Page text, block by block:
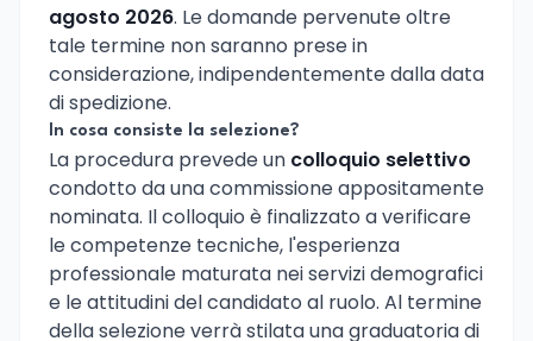
agosto 2026. Le domande pervenute oltre
tale termine non saranno prese in
considerazione, indipendentemente dalla data
di spedizione.
In cosa consiste la selezione?
La procedura prevede un colloquio selettivo
condotto da una commissione appositamente
nominata. Il colloquio è finalizzato a verificare
le competenze tecniche, l'esperienza
professionale maturata nei servizi demografici
e le attitudini del candidato al ruolo. Al termine
della selezione verrà stilata una graduatoria di